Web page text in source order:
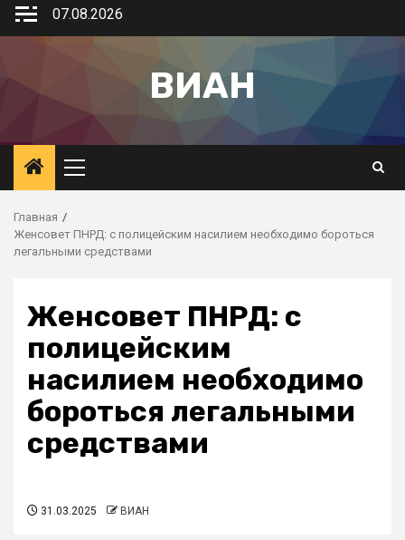
07.08.2026
ВИАН
Главная
Женсовет ПНРД: с полицейским насилием необходимо бороться
легальными средствами
Женсовет ПНРД: с
полицейским
насилием необходимо
бороться легальными
средствами
31.03.2025 ВИАН